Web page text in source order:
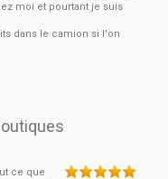
moi et pourtant je suis
dans le camion si l'on
ce que